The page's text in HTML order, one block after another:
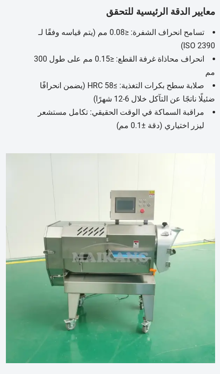
معايير الدقة الرئيسية للتحقق
تسامح انحراف الشفرة: ≤0.08 مم (يتم قياسه وفقًا لـ
ISO 2390)
انحراف محاذاة غرفة القطع: ≤0.15 مم على طول 300
مم
صلابة سطح بكرات التغذية: ≥HRC 58 (يضمن انحرافًا
ضئيلًا ناتجًا عن التآكل خلال 6-12 شهرًا)
مراقبة السماكة في الوقت الحقيقي: تكامل مستشعر
ليزر اختياري (دقة ±0.1 مم)